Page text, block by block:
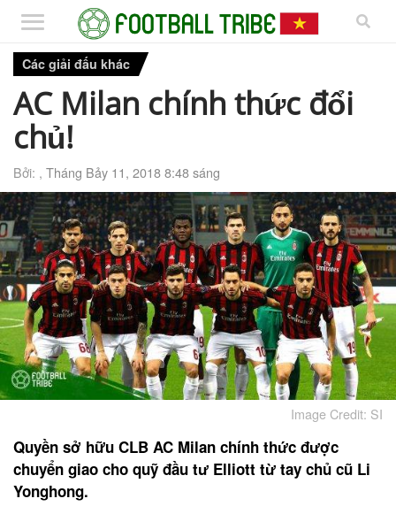
Các giải đấu khác
AC Milan chính thức đổi
chủ!
Bởi: , Tháng Bảy 11, 2018 8:48 sáng
Image Credit: SI
Quyền sở hữu CLB AC Milan chính thức được
chuyển giao cho quỹ đầu tư Elliott từ tay chủ cũ Li
Yonghong.